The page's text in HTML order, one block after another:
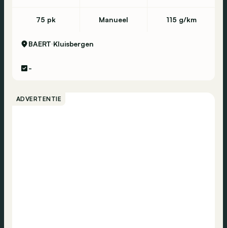
75 pk Manueel 115 g/km
BAERT Kluisbergen
-
ADVERTENTIE